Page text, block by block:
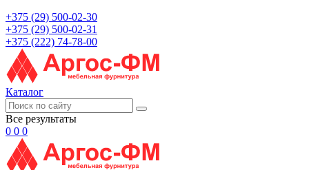
+375 (29) 500-02-30
+375 (29) 500-02-31
+375 (222) 74-78-00
Каталог
Все результаты
0 0 0